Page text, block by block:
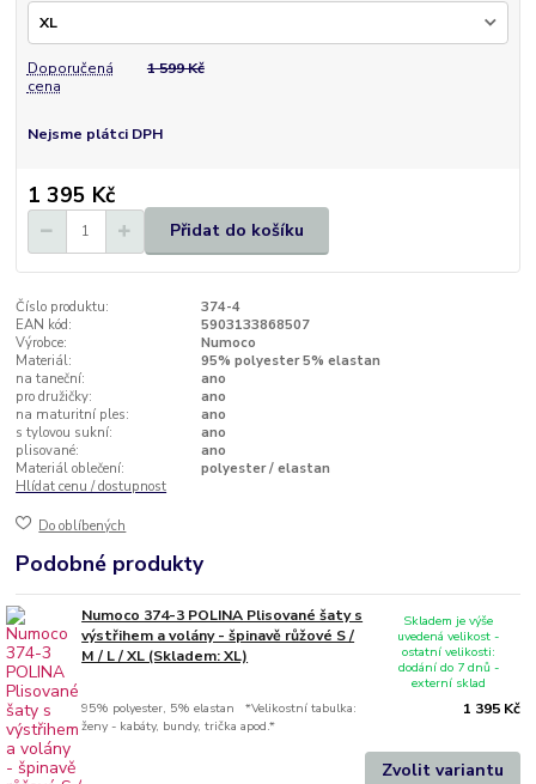
Doporučená
cena
1 599 Kč
Nejsme plátci DPH
1 395 Kč
Přidat do košíku
Číslo produktu:
374-4
EAN kód:
5903133868507
Výrobce:
Numoco
Materiál:
95% polyester 5% elastan
na taneční:
ano
pro družičky:
ano
na maturitní ples:
ano
s tylovou sukní:
ano
plisované:
ano
Materiál oblečení:
polyester / elastan
Hlídat cenu / dostupnost
Do oblíbených
Podobné produkty
Numoco 374-3 POLINA Plisované šaty s
výstřihem a volány - špinavě růžové S /
M / L / XL (Skladem: XL)
95% polyester, 5% elastan *Velikostní tabulka:
ženy - kabáty, bundy, trička apod.*
1 395 Kč
Skladem je výše
uvedená velikost -
ostatní velikosti:
dodání do 7 dnů -
externí sklad
Zvolit variantu